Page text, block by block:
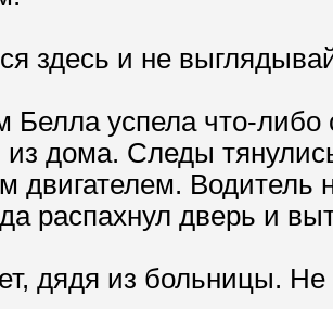
здесь и не
успела что-либо
из дома. Следы
двигателем. Водитель
распахнул дверь и
дядя из больницы. Не